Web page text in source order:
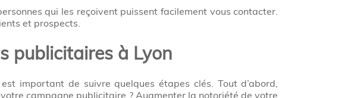
qui les reçoivent puissent facilement vous contacter.
et prospects.
publicitaires à Lyon
important de suivre quelques étapes clés. Tout d’abord,
campagne publicitaire ? Augmenter la notoriété de votre